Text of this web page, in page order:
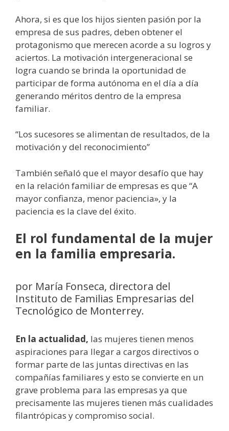
Ahora, si es que los hijos sienten pasión por la
empresa de sus padres, deben obtener el
protagonismo que merecen acorde a su logros y
aciertos. La motivación intergeneracional se
logra cuando se brinda la oportunidad de
participar de forma autónoma en el día a día
generando méritos dentro de la empresa
familiar.
“Los sucesores se alimentan de resultados, de la
motivación y del reconocimiento”
También señaló que el mayor desafío que hay
en la relación familiar de empresas es que “A
mayor confianza, menor paciencia», y la
paciencia es la clave del éxito.
El rol fundamental de la mujer
en la familia empresaria.
por María Fonseca, directora del
Instituto de Familias Empresarias del
Tecnológico de Monterrey.
En la actualidad, las mujeres tienen menos
aspiraciones para llegar a cargos directivos o
formar parte de las juntas directivas en las
compañías familiares y esto se convierte en un
grave problema para las empresas ya que
precisamente las mujeres tienen más cualidades
filantrópicas y compromiso social.